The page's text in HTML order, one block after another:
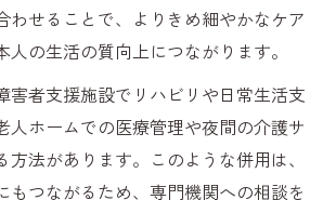
わせることで、よりきめ細やかなケア
人の生活の質向上につながります。
害者支援施設でリハビリや日常生活支
人ホームでの医療管理や夜間の介護サ
方法があります。このような併用は、
もつながるため、専門機関への相談を